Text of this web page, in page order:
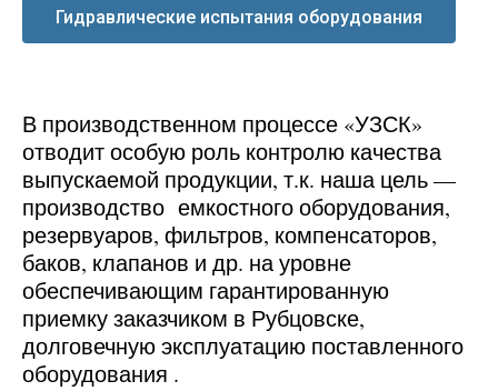
Гидравлические испытания оборудования
В производственном процессе «УЗСК»
отводит особую роль контролю качества
выпускаемой продукции, т.к. наша цель —
производство емкостного оборудования,
резервуаров, фильтров, компенсаторов,
баков, клапанов и др. на уровне
обеспечивающим гарантированную
приемку заказчиком в Рубцовске,
долговечную эксплуатацию поставленного
оборудования .